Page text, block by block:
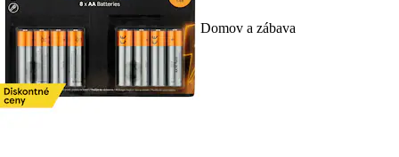
Domov a zábava